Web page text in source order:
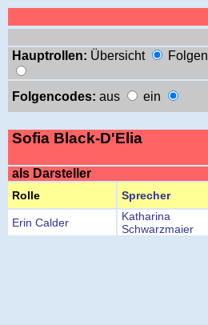
Hauptrollen: Übersicht Folgen
Folgencodes: aus ein
Sofia Black-D'Elia
als Darsteller
Rolle Sprecher
Erin Calder
Katharina
Schwarzmaier